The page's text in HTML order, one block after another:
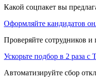
Какой соцпакет вы
Оформляйте кандидатов
Проверяйте сотрудников
Ускорьте подбор в 2 раза с
Автоматизируйте сбор